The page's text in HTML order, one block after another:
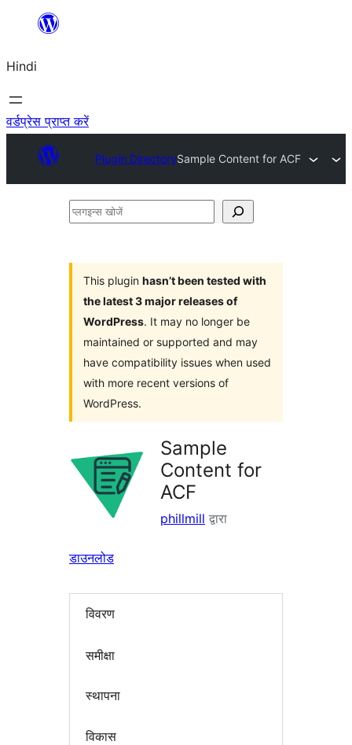
सामग्री
जाएं
Hindi
वर्डप्रेस प्राप्त करें
Plugin DirectorySample Content for ACF
प्लगइन्स
This plugin hasn’t been tested with
the latest 3 major releases of
WordPress. It may no longer be
maintained or supported and may
have compatibility issues when used
with more recent versions of
WordPress.
Sample
Content for
ACF
phillmill द्वारा
डाउनलोड
विवरण
समीक्षा
स्थापना
विकास